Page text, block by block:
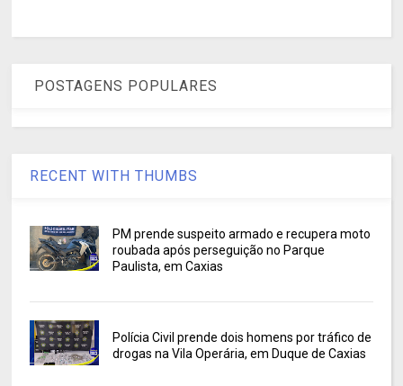
POSTAGENS POPULARES
RECENT WITH THUMBS
PM prende suspeito armado e recupera moto
roubada após perseguição no Parque
Paulista, em Caxias
Polícia Civil prende dois homens por tráfico de
drogas na Vila Operária, em Duque de Caxias